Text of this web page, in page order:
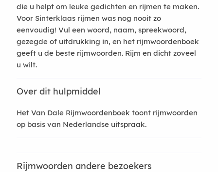
die u helpt om leuke gedichten en rijmen te maken.
Voor Sinterklaas rijmen was nog nooit zo
eenvoudig! Vul een woord, naam, spreekwoord,
gezegde of uitdrukking in, en het rijmwoordenboek
geeft u de beste rijmwoorden. Rijm en dicht zoveel
u wilt.
Over dit hulpmiddel
Het Van Dale Rijmwoordenboek toont rijmwoorden
op basis van Nederlandse uitspraak.
Rijmwoorden andere bezoekers